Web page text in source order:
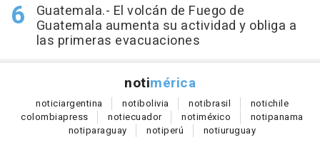
Guatemala.- El volcán de Fuego de
Guatemala aumenta su actividad y obliga a
las primeras evacuaciones
notimérica
noticiargentina notibolivia notibrasil notichile
colombiapress notiecuador notiméxico notipanama
notiparaguay notiperú notiuruguay